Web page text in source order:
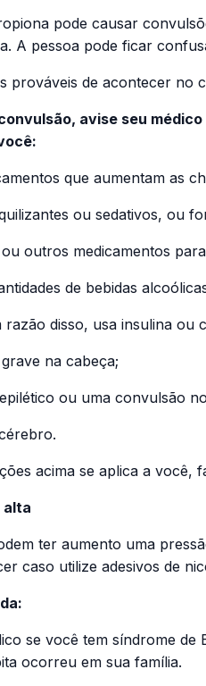
pode causar
A pessoa pode ficar
prováveis de acontecer no
avise seu
que aumentam as
ou sedativos, ou
outros medicamentos
de bebidas
razão disso, usa insulina
na cabeça;
ou uma convulsão
acima se aplica a
alta
ter aumento uma
caso utilize adesivos de
se você tem síndrome
ocorreu em sua família.